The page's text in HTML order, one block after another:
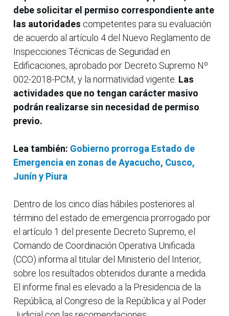
debe solicitar el permiso correspondiente ante
las autoridades competentes para su evaluación
de acuerdo al artículo 4 del Nuevo Reglamento de
Inspecciones Técnicas de Seguridad en
Edificaciones, aprobado por Decreto Supremo Nº
002-2018-PCM, y la normatividad vigente. Las
actividades que no tengan carácter masivo
podrán realizarse sin necesidad de permiso
previo.
Lea también: Gobierno prorroga Estado de
Emergencia en zonas de Ayacucho, Cusco,
Junín y Piura
Dentro de los cinco días hábiles posteriores al
término del estado de emergencia prorrogado por
el artículo 1 del presente Decreto Supremo, el
Comando de Coordinación Operativa Unificada
(CCO) informa al titular del Ministerio del Interior,
sobre los resultados obtenidos durante a medida.
El informe final es elevado a la Presidencia de la
República, al Congreso de la República y al Poder